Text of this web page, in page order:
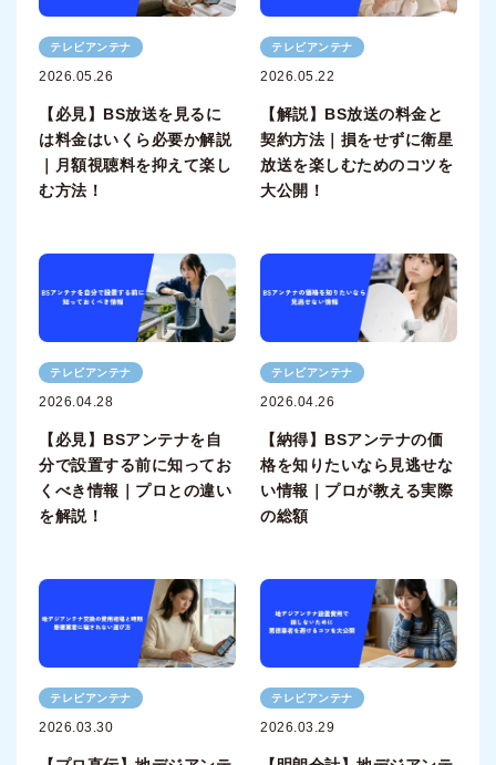
テレビアンテナ
2026.05.26
【必見】BS放送を見るに
は料金はいくら必要か解説
｜月額視聴料を抑えて楽し
む方法！
テレビアンテナ
2026.05.22
【解説】BS放送の料金と
契約方法｜損をせずに衛星
放送を楽しむためのコツを
大公開！
テレビアンテナ
2026.04.28
【必見】BSアンテナを自
分で設置する前に知ってお
くべき情報｜プロとの違い
を解説！
テレビアンテナ
2026.04.26
【納得】BSアンテナの価
格を知りたいなら見逃せな
い情報｜プロが教える実際
の総額
テレビアンテナ
2026.03.30
テレビアンテナ
2026.03.29